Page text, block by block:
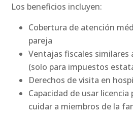
Los beneficios incluyen:
Cobertura de atención
pareja
Ventajas fiscales similares
(solo para impuestos
Derechos de visita en
Capacidad de usar
cuidar a miembros de la